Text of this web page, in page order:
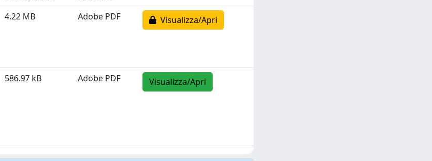
4.22 MB Adobe PDF Visualizza/Apri
586.97 kB Adobe PDF Visualizza/Apri